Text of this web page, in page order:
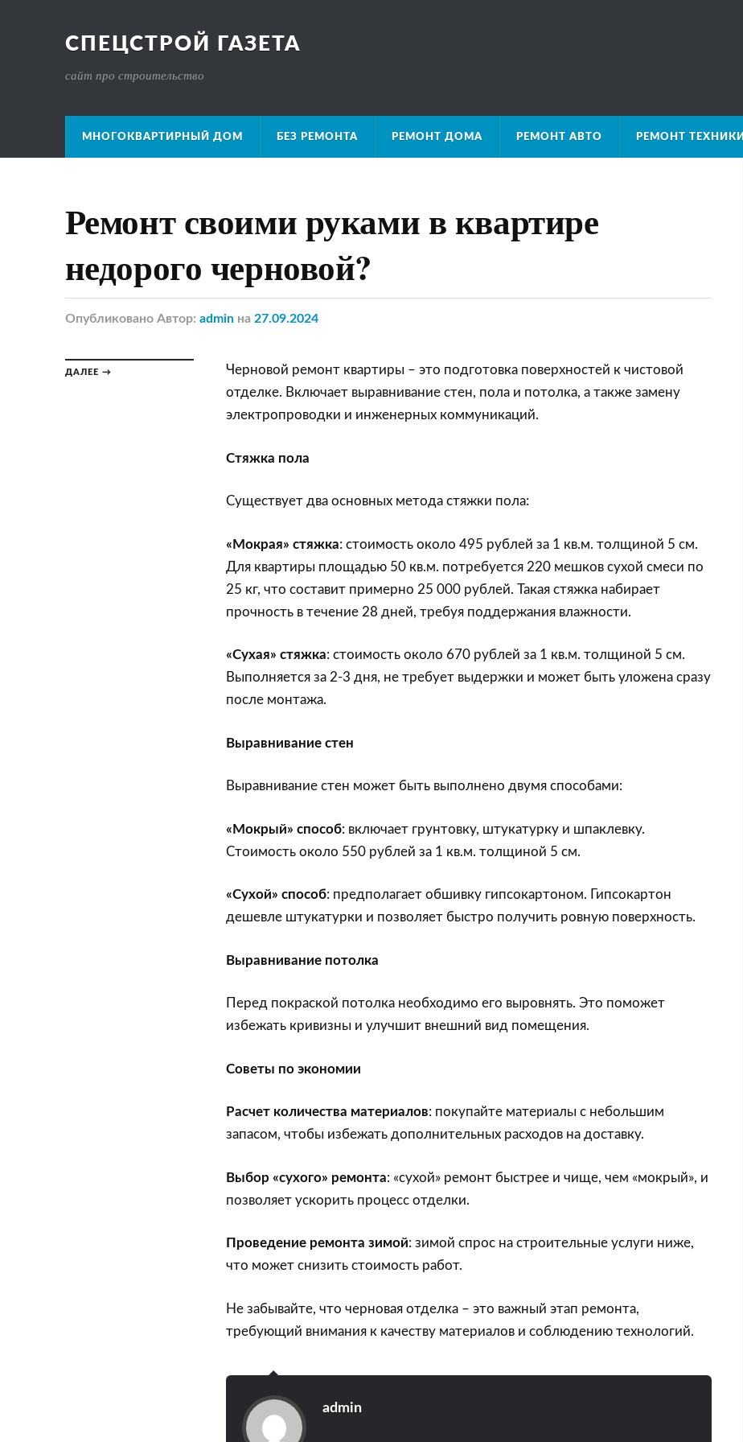
СПЕЦСТРОЙ ГАЗЕТА
сайт про строительство
МНОГОКВАРТИРНЫЙ ДОМ БЕЗ РЕМОНТА РЕМОНТ ДОМА РЕМОНТ АВТО РЕМОНТ ТЕХНИКИ
Ремонт своими руками в квартире
недорого черновой?
Опубликовано Автор: admin на 27.09.2024
ДАЛЕЕ →
Черновой ремонт квартиры – это подготовка поверхностей к чистовой
отделке. Включает выравнивание стен, пола и потолка, а также замену
электропроводки и инженерных коммуникаций.
Стяжка пола
Существует два основных метода стяжки пола:
«Мокрая» стяжка: стоимость около 495 рублей за 1 кв.м. толщиной 5 см.
Для квартиры площадью 50 кв.м. потребуется 220 мешков сухой смеси по
25 кг, что составит примерно 25 000 рублей. Такая стяжка набирает
прочность в течение 28 дней, требуя поддержания влажности.
«Сухая» стяжка: стоимость около 670 рублей за 1 кв.м. толщиной 5 см.
Выполняется за 2-3 дня, не требует выдержки и может быть уложена сразу
после монтажа.
Выравнивание стен
Выравнивание стен может быть выполнено двумя способами:
«Мокрый» способ: включает грунтовку, штукатурку и шпаклевку.
Стоимость около 550 рублей за 1 кв.м. толщиной 5 см.
«Сухой» способ: предполагает обшивку гипсокартоном. Гипсокартон
дешевле штукатурки и позволяет быстро получить ровную поверхность.
Выравнивание потолка
Перед покраской потолка необходимо его выровнять. Это поможет
избежать кривизны и улучшит внешний вид помещения.
Советы по экономии
Расчет количества материалов: покупайте материалы с небольшим
запасом, чтобы избежать дополнительных расходов на доставку.
Выбор «сухого» ремонта: «сухой» ремонт быстрее и чище, чем «мокрый», и
позволяет ускорить процесс отделки.
Проведение ремонта зимой: зимой спрос на строительные услуги ниже,
что может снизить стоимость работ.
Не забывайте, что черновая отделка – это важный этап ремонта,
требующий внимания к качеству материалов и соблюдению технологий.
admin